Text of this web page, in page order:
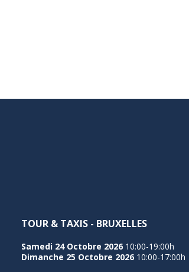
TOUR & TAXIS - BRUXELLES
Samedi 24 Octobre 2026 10:00-19:00h
Dimanche 25 Octobre 2026 10:00-17:00h